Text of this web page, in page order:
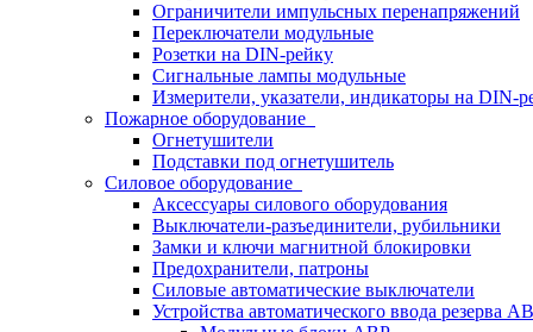
Ограничители импульсных перенапряжений
Переключатели модульные
Розетки на DIN-рейку
Сигнальные лампы модульные
Измерители, указатели, индикаторы на DIN-
Пожарное оборудование
Огнетушители
Подставки под огнетушитель
Силовое оборудование
Аксессуары силового оборудования
Выключатели-разъединители, рубильники
Замки и ключи магнитной блокировки
Предохранители, патроны
Силовые автоматические выключатели
Устройства автоматического ввода резерва